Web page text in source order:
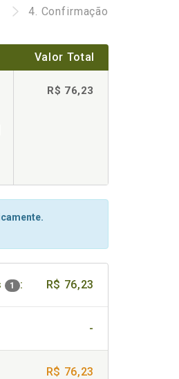
4. Confirmação
Valor Total
R$ 76,23
1 : R$ 76,23
-
R$ 76,23